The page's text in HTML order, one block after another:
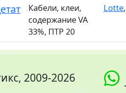
Кабели, клеи,
содержание VA
33%, ПТР 20
Lotte
2009-2026